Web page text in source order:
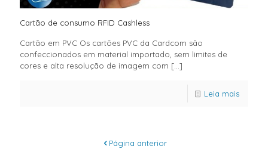
Cartão de consumo RFID Cashless
Cartão em PVC Os cartões PVC da Cardcom são
confeccionados em material importado, sem limites de
cores e alta resolução de imagem com […]
Leia mais
Página anterior